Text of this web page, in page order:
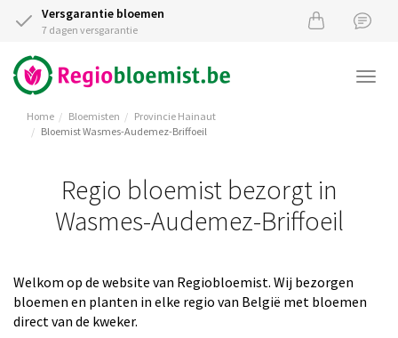
Versgarantie bloemen
7 dagen versgarantie
Home Bloemisten
Provincie Hainaut
Bloemist Wasmes-Audemez-Briffoeil
Regio bloemist bezorgt in
Wasmes-Audemez-Briffoeil
Welkom op de website van Regiobloemist. Wij bezorgen
bloemen en planten in elke regio van België met bloemen
direct van de kweker.